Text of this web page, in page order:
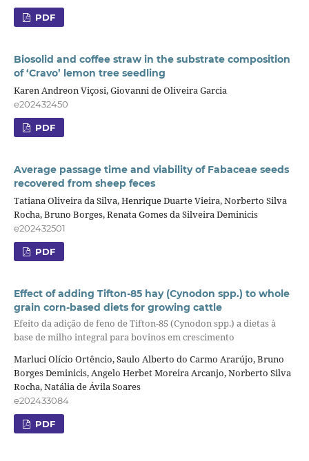
PDF
Biosolid and coffee straw in the substrate composition
of ‘Cravo’ lemon tree seedling
Karen Andreon Viçosi, Giovanni de Oliveira Garcia
e202432450
PDF
Average passage time and viability of Fabaceae seeds
recovered from sheep feces
Tatiana Oliveira da Silva, Henrique Duarte Vieira, Norberto Silva
Rocha, Bruno Borges, Renata Gomes da Silveira Deminicis
e202432501
PDF
Effect of adding Tifton-85 hay (Cynodon spp.) to whole
grain corn-based diets for growing cattle
Efeito da adição de feno de Tifton-85 (Cynodon spp.) a dietas à
base de milho integral para bovinos em crescimento
Marluci Olício Ortêncio, Saulo Alberto do Carmo Ararújo, Bruno
Borges Deminicis, Angelo Herbet Moreira Arcanjo, Norberto Silva
Rocha, Natália de Ávila Soares
e202433084
PDF